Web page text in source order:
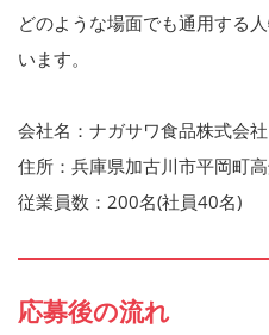
どのような場面でも通用する
います。
会社名：ナガサワ食品株式会社
住所：兵庫県加古川市平岡町
従業員数：200名(社員40名)
応募後の流れ